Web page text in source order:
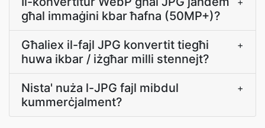
għal immaġini kbar ħafna (50MP+)?
Għaliex il-fajl JPG konvertit tiegħi
huwa ikbar / iżgħar milli stennejt?
+
Nista' nuża l-JPG fajl mibdul
kummerċjalment?
+